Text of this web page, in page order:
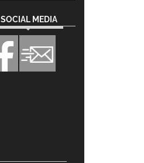
SOCIAL MEDIA